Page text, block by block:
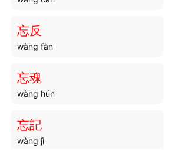
忘反
wàng fǎn
忘魂
wàng hún
忘記
wàng jì